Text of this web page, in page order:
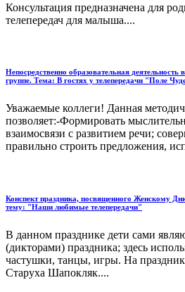
Консультация предназначена для
телепередач для малыша....
Непосредственно образовательная деятельность
группе. Тема: В гостях у телепередачи "Поле
Уважаемые коллеги! Данная
позволяет:-Формировать
взаимосвязи с развитием речи;
правильно строить предложения,
Конспект праздника, посвященного Женскому
тему: "Наши любимые телепередачи"
В данном празднике дети сами
(дикторами) праздника; здесь
частушки, танцы, игры. На праздник
Старуха Шапокляк....